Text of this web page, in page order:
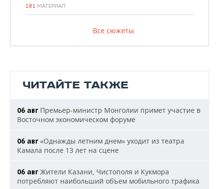
181 МАТЕРИАЛ
Все сюжеты
ЧИТАЙТЕ ТАКЖЕ
06 авг Премьер-министр Монголии примет участие в
Восточном экономическом форуме
06 авг «Однажды летним днем» уходит из театра
Камала после 13 лет на сцене
06 авг Жители Казани, Чистополя и Кукмора
потребляют наибольший объем мобильного трафика